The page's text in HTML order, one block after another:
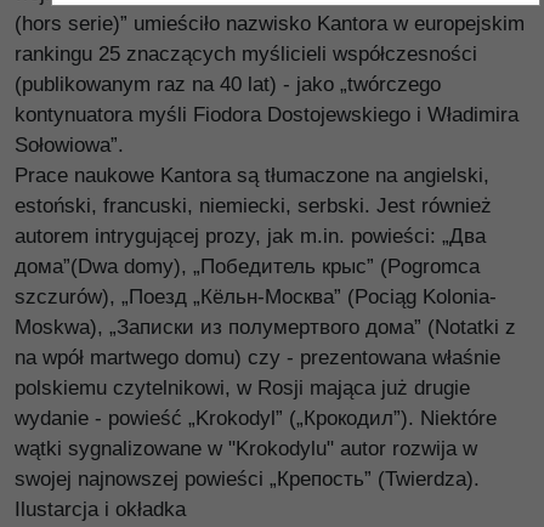
(hors serie)” umieściło nazwisko Kantora w europejskim
rankingu 25 znaczących myślicieli współczesności
(publikowanym raz na 40 lat) - jako „twórczego
kontynuatora myśli Fiodora Dostojewskiego i Władimira
Sołowiowa”.
Prace naukowe Kantora są tłumaczone na angielski,
estoński, francuski, niemiecki, serbski. Jest również
autorem intrygującej prozy, jak m.in. powieści: „Два
дома”(Dwa domy), „Победитель крыс” (Pogromca
szczurów), „Поезд „Кёльн-Москва” (Pociąg Kolonia-
Moskwa), „Записки из полумертвого дома” (Notatki z
na wpół martwego domu) czy - prezentowana właśnie
polskiemu czytelnikowi, w Rosji mająca już drugie
wydanie - powieść „Krokodyl” („Крокодил”). Niektóre
wątki sygnalizowane w "Krokodylu" autor rozwija w
swojej najnowszej powieści „Крепость” (Twierdza).
Ilustarcja i okładka